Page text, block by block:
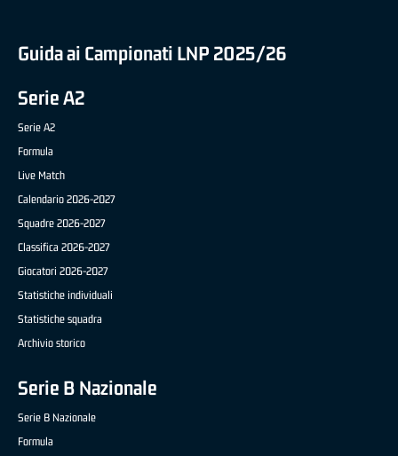
Guida ai Campionati LNP 2025/26
Serie A2
Serie A2
Formula
Live Match
Calendario 2026-2027
Squadre 2026-2027
Classifica 2026-2027
Giocatori 2026-2027
Statistiche individuali
Statistiche squadra
Archivio storico
Serie B Nazionale
Serie B Nazionale
Formula